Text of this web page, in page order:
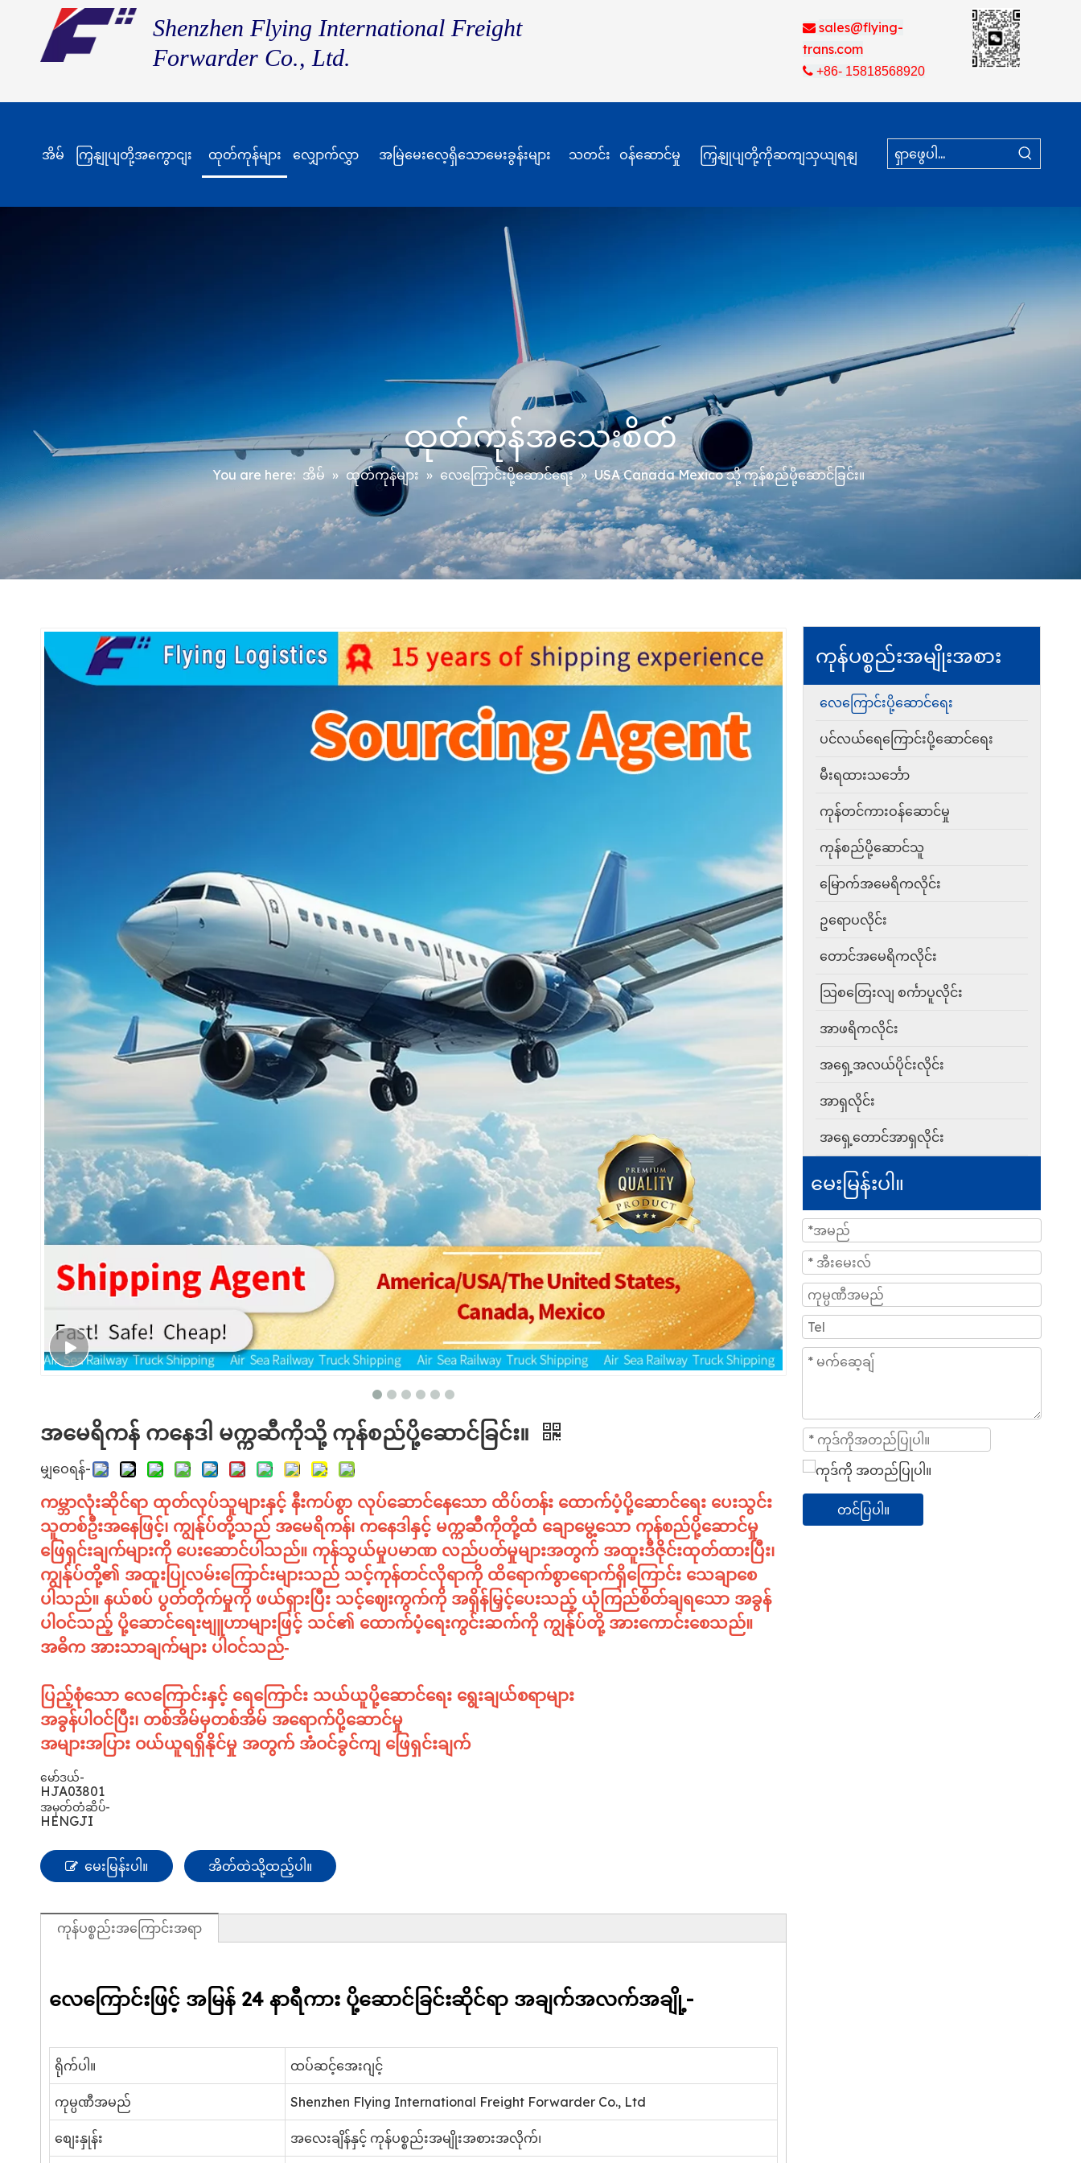
Shenzhen Flying International Freight
Forwarder Co., Ltd.
 sales@flying-
trans.com
+86- 15818568920
အိမ် ကြှနျုပျတို့အကွောငျး ထုတ်ကုန်များ လျှောက်လွှာ အမြဲမေးလေ့ရှိသောမေးခွန်းများ သတင်း ဝန်ဆောင်မှု ကြှနျုပျတို့ကိုဆကျသှယျရနျ
ထုတ်ကုန်အသေးစိတ်
You are here: အိမ် » ထုတ်ကုန်များ » လေကြောင်းပို့ဆောင်ရေး » USA Canada Mexico သို့ ကုန်စည်ပို့ဆောင်ခြင်း။
အမေရိကန် ကနေဒါ မက္ကဆီကိုသို့ ကုန်စည်ပို့ဆောင်ခြင်း။
မျှဝေရန်-
ကမ္ဘာလုံးဆိုင်ရာ ထုတ်လုပ်သူများနှင့် နီးကပ်စွာ လုပ်ဆောင်နေသော ထိပ်တန်း ထောက်ပံ့ပို့ဆောင်ရေး ပေးသွင်း
သူတစ်ဦးအနေဖြင့်၊ ကျွန်ုပ်တို့သည် အမေရိကန်၊ ကနေဒါနှင့် မက္ကဆီကိုတို့ထံ ချောမွေ့သော ကုန်စည်ပို့ဆောင်မှု
ဖြေရှင်းချက်များကို ပေးဆောင်ပါသည်။ ကုန်သွယ်မှုပမာဏ လည်ပတ်မှုများအတွက် အထူးဒီဇိုင်းထုတ်ထားပြီး၊
ကျွန်ုပ်တို့၏ အထူးပြုလမ်းကြောင်းများသည် သင့်ကုန်တင်လိုရာကို ထိရောက်စွာရောက်ရှိကြောင်း သေချာစေ
ပါသည်။ နယ်စပ် ပွတ်တိုက်မှုကို ဖယ်ရှားပြီး သင့်ဈေးကွက်ကို အရှိန်မြှင့်ပေးသည့် ယုံကြည်စိတ်ချရသော အခွန်
ပါဝင်သည့် ပို့ဆောင်ရေးဗျူဟာများဖြင့် သင်၏ ထောက်ပံ့ရေးကွင်းဆက်ကို ကျွန်ုပ်တို့ အားကောင်းစေသည်။
အဓိက အားသာချက်များ ပါဝင်သည်-
ပြည့်စုံသော လေကြောင်းနှင့် ရေကြောင်း သယ်ယူပို့ဆောင်ရေး ရွေးချယ်စရာများ
အခွန်ပါဝင်ပြီး၊ တစ်အိမ်မှတစ်အိမ် အရောက်ပို့ဆောင်မှု
အများအပြား ဝယ်ယူရရှိနိုင်မှု အတွက် အံဝင်ခွင်ကျ ဖြေရှင်းချက်
မော်ဒယ်-
HJA03801
အမှတ်တံဆိပ်-
HENGJI
မေးမြန်းပါ။ အိတ်ထဲသို့ထည့်ပါ။
ကုန်ပစ္စည်းအကြောင်းအရာ
လေကြောင်းဖြင့် အမြန် 24 နာရီကား ပို့ဆောင်ခြင်းဆိုင်ရာ အချက်အလက်အချို့-
ရိုက်ပါ။ ထပ်ဆင့်အေးဂျင့်
ကုမ္ပဏီအမည် Shenzhen Flying International Freight Forwarder Co., Ltd
စျေးနှုန်း အလေးချိန်နှင့် ကုန်ပစ္စည်းအမျိုးအစားအလိုက်၊
ကုန်ပစ္စည်းအမျိုးအစား
လေကြောင်းပို့ဆောင်ရေး
ပင်လယ်ရေကြောင်းပို့ဆောင်ရေး
မီးရထားသင်္ဘော
ကုန်တင်ကားဝန်ဆောင်မှု
ကုန်စည်ပို့ဆောင်သူ
မြောက်အမေရိကလိုင်း
ဥရောပလိုင်း
တောင်အမေရိကလိုင်း
သြစတြေးလျ စင်္ကာပူလိုင်း
အာဖရိကလိုင်း
အရှေ့အလယ်ပိုင်းလိုင်း
အာရှလိုင်း
အရှေ့တောင်အာရှလိုင်း
မေးမြန်းပါ။
တင်ပြပါ။